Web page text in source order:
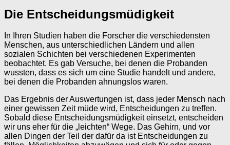
Die Entscheidungsmüdigkeit
In Ihren Studien haben die Forscher die verschiedensten
Menschen, aus unterschiedlichen Ländern und allen
sozialen Schichten bei verschiedenen Experimenten
beobachtet. Es gab Versuche, bei denen die Probanden
wussten, dass es sich um eine Studie handelt und andere,
bei denen die Probanden ahnungslos waren.
Das Ergebnis der Auswertungen ist, dass jeder Mensch nach
einer gewissen Zeit müde wird, Entscheidungen zu treffen.
Sobald diese Entscheidungsmüdigkeit einsetzt, entscheiden
wir uns eher für die „leichten“ Wege. Das Gehirn, und vor
allen Dingen der Teil der dafür da ist Entscheidungen zu